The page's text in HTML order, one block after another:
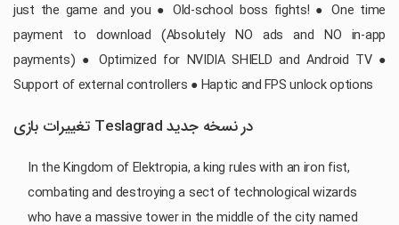
just the game and you ● Old-school boss fights! ● One time
payment to download (Absolutely NO ads and NO in-app
payments) ● Optimized for NVIDIA SHIELD and Android TV ●
Support of external controllers ● Haptic and FPS unlock options
تغییرات بازی Teslagrad در نسخه جدید
In the Kingdom of Elektropia, a king rules with an iron fist,
combating and destroying a sect of technological wizards
who have a massive tower in the middle of the city named